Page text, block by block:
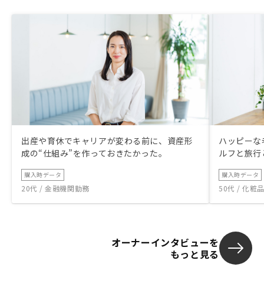
出産や育休でキャリアが変わる前に、資産形
成の“仕組み”を作っておきたかった。
購入時データ
20代 / 金融機関勤務
ハッピー
ルフと旅
購入時データ
50代 / 化粧
オーナーインタビューを
もっと見る